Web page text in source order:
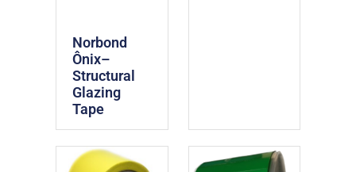
Norbond
Ônix–
Structural
Glazing
Tape